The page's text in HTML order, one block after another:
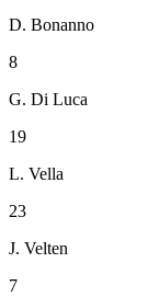
D. Bonanno
8
G. Di Luca
19
L. Vella
23
J. Velten
7